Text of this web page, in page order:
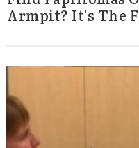
Armpit? It's The